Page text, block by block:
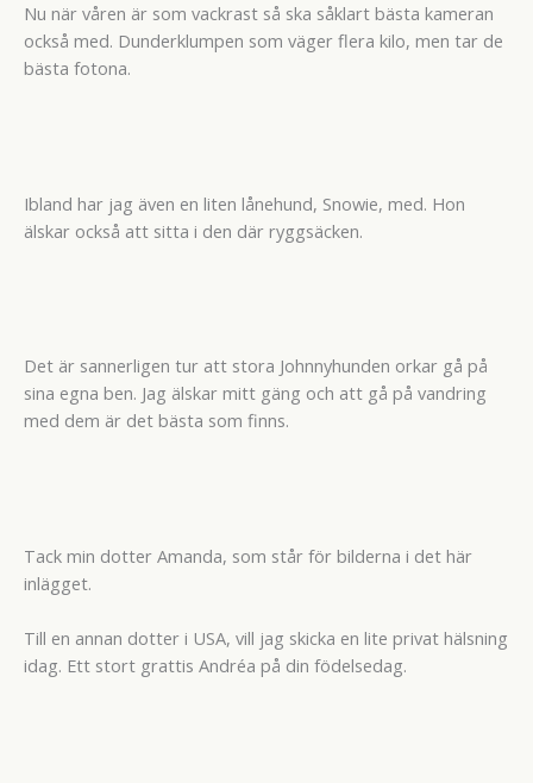
Nu när våren är som vackrast så ska såklart bästa kameran
också med. Dunderklumpen som väger flera kilo, men tar de
bästa fotona.
Ibland har jag även en liten lånehund, Snowie, med. Hon
älskar också att sitta i den där ryggsäcken.
Det är sannerligen tur att stora Johnnyhunden orkar gå på
sina egna ben. Jag älskar mitt gäng och att gå på vandring
med dem är det bästa som finns.
Tack min dotter Amanda, som står för bilderna i det här
inlägget.
Till en annan dotter i USA, vill jag skicka en lite privat hälsning
idag. Ett stort grattis Andréa på din födelsedag.